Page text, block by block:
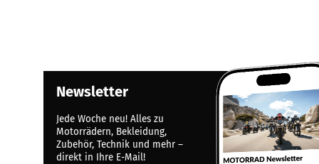
Newsletter
Jede Woche neu! Alles zu
Motorrädern, Bekleidung,
Zubehör, Technik und mehr –
direkt in Ihre E-Mail!